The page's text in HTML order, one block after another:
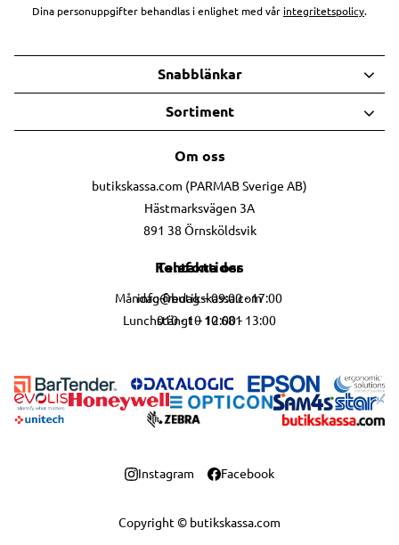
Dina personuppgifter behandlas i enlighet med vår integritetspolicy
Om oss
butikskassa.com (PARMAB Sverige AB)
Hästmarksvägen 3A
891 38 Örnsköldsvik
Kontakta oss
info@butikskassa.com
010 - 10 10 681
Telefontider
Måndag-fredag – 09:00 - 17:00
Lunchstängt – 12:00 - 13:00
Snabblänkar
Sortiment
Copyright © butikskassa.com
Instagram Facebook